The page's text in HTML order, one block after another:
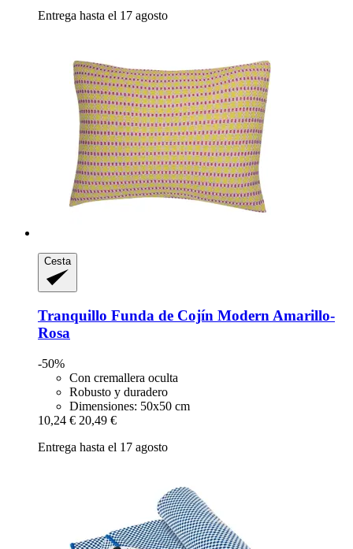
Entrega hasta el 17 agosto
Cesta
Tranquillo Funda de Cojín Modern Amarillo-​
Rosa
-50%
Con cremallera oculta
Robusto y duradero
Dimensiones: 50x50 cm
10,24 € 20,49 €
Entrega hasta el 17 agosto